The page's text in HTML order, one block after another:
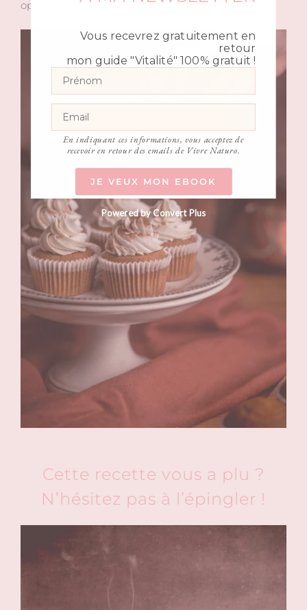
opter pour des épices spécial pain d’épice.
Cette recette vous a plu ?
N’hésitez pas à l’épingler !
Vous recevrez gratuitement en
retour
mon guide "Vitalité" 100% gratuit !
En indiquant ces informations, vous acceptez de
recevoir en retour des emails de Vivre Naturo.
JE VEUX MON EBOOK
Powered by Convert Plus